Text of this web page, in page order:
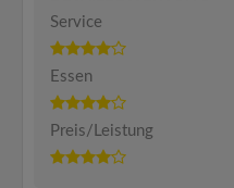
Service
Essen
Preis/Leistung